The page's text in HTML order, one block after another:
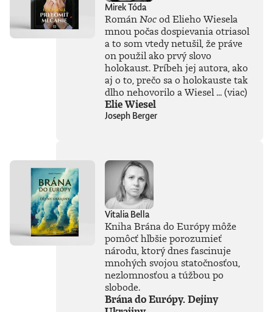
Mirek Tóda
RománNocod Elieho Wiesela
mnou počas dospievania otriasol
a to som vtedy netušil, že práve
on použil ako prvý slovo
holokaust. Príbeh jej autora, ako
aj o to, prečo sa o holokauste tak
dlho nehovorilo a Wiesel ...(viac)
Elie Wiesel
Joseph Berger
Vitalia Bella
Kniha Brána do Európy môže
pomôcť hlbšie porozumieť
národu, ktorý dnes fascinuje
mnohých svojou statočnosťou,
nezlomnosťou a túžbou po
slobode.
Brána do Európy. Dejiny